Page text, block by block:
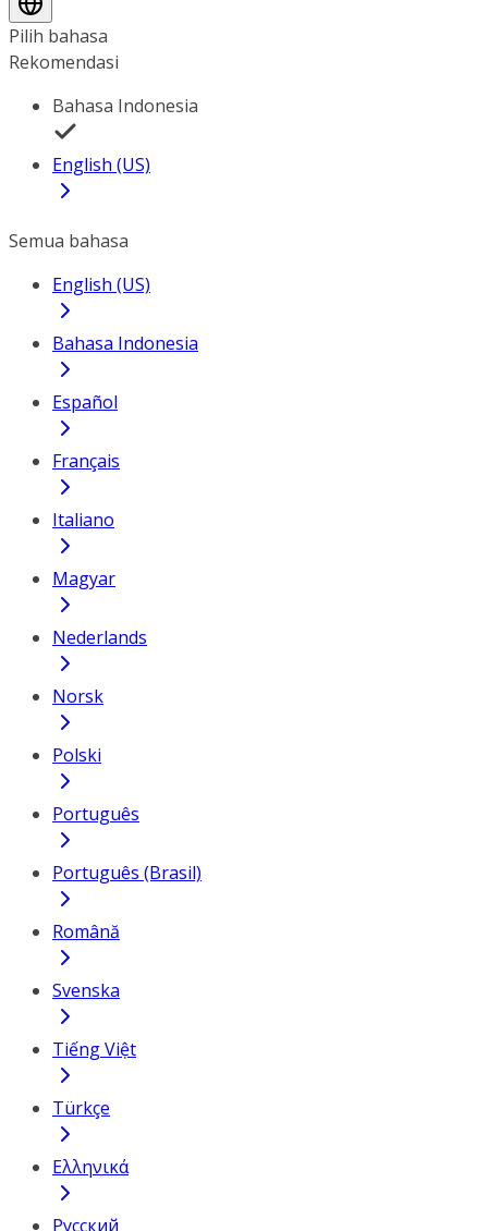
Pilih bahasa
Rekomendasi
Bahasa Indonesia
English (US)
Semua bahasa
English (US)
Bahasa Indonesia
Español
Français
Italiano
Magyar
Nederlands
Norsk
Polski
Português
Português (Brasil)
Română
Svenska
Tiếng Việt
Türkçe
Ελληνικά
Русский